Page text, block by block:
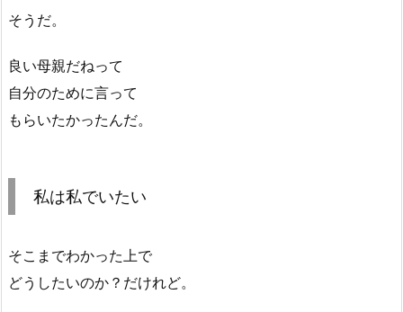
そうだ。
良い母親だねって
自分のために言って
もらいたかったんだ。
私は私でいたい
そこまでわかった上で
どうしたいのか？だけれど。